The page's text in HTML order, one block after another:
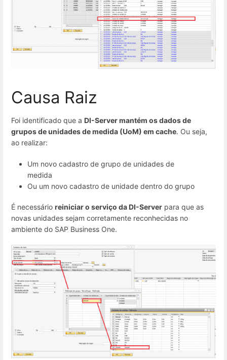
Causa Raiz
Foi identificado que a DI-Server mantém os dados de
grupos de unidades de medida (UoM) em cache. Ou seja,
ao realizar:
Um novo cadastro de grupo de unidades de
medida
Ou um novo cadastro de unidade dentro do grupo
É necessário reiniciar o serviço da DI-Server para que as
novas unidades sejam corretamente reconhecidas no
ambiente do SAP Business One.